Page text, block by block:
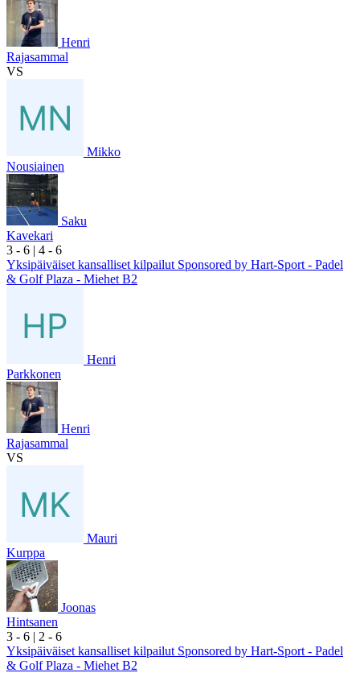
Henri
Rajasammal
VS
Mikko
Nousiainen
Saku
Kavekari
3 - 6 | 4 - 6
Yksipäiväiset kansalliset kilpailut Sponsored by Hart-Sport - Padel
& Golf Plaza - Miehet B2
Henri
Parkkonen
Henri
Rajasammal
VS
Mauri
Kurppa
Joonas
Hintsanen
3 - 6 | 2 - 6
Yksipäiväiset kansalliset kilpailut Sponsored by Hart-Sport - Padel
& Golf Plaza - Miehet B2